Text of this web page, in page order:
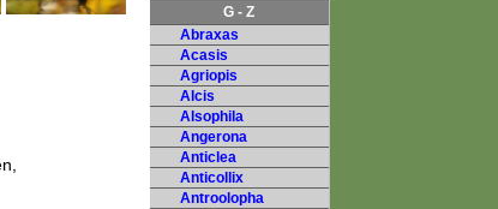
G - Z
Abraxas
Acasis
Agriopis
Alcis
Alsophila
Angerona
Anticlea
Anticollix
Antroolopha